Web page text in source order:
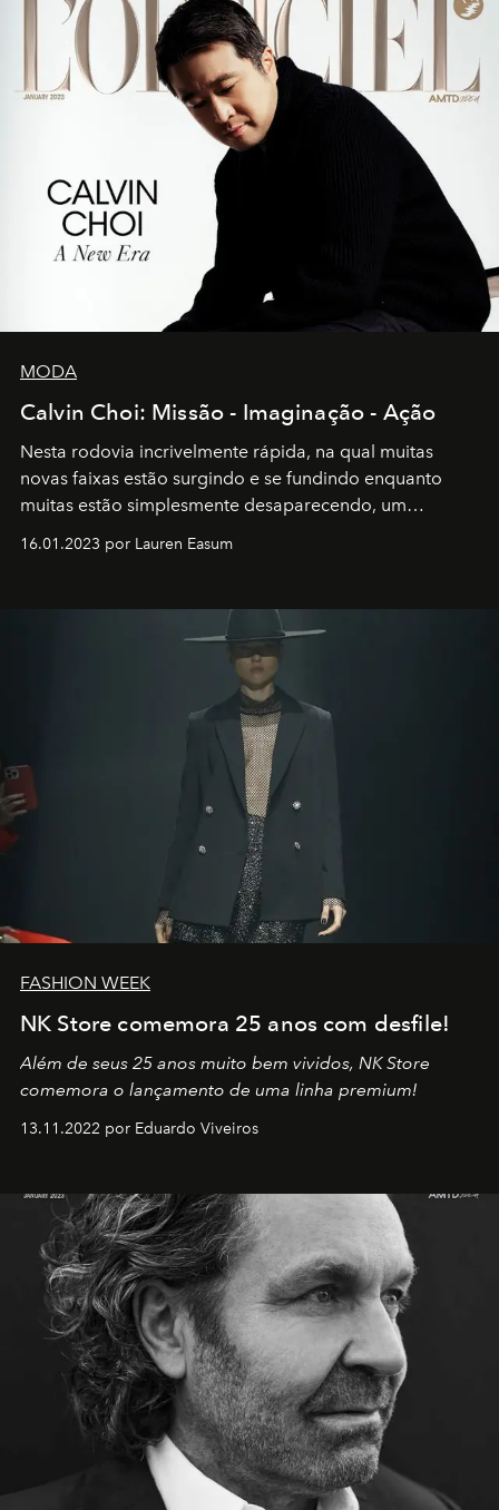
MODA
Calvin Choi: Missão - Imaginação - Ação
Nesta rodovia incrivelmente rápida, na qual muitas
novas faixas estão surgindo e se fundindo enquanto
muitas estão simplesmente desaparecendo, um
transportador AMTD abrindo caminho para muitos
por propósitos, com um claro senso de missão na vida e
16.01.2023 por Lauren Easum
FASHION WEEK
NK Store comemora 25 anos com desfile!
Além de seus 25 anos muito bem vividos, NK Store
comemora o lançamento de uma linha premium!
13.11.2022 por Eduardo Viveiros